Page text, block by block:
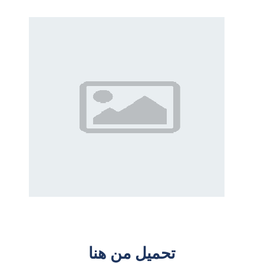
تحميل من هنا